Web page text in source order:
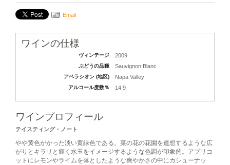
Email
ワインの仕様
ヴィンテージ 2009
ぶどうの品種 Sauvignon Blanc
アペラシオン (地区) Napa Valley
アルコール度数％ 14.9
ワインプロフィール
テイスティング・ノート
やや黄色がかった淡い黄緑色である。菜の花の花園を連想するような広
がりとキラリと輝く水玉をイメージするような色調が印象的。アプリコ
ットにレモンやライムを落としたような爽やかさの中にカシューナッ